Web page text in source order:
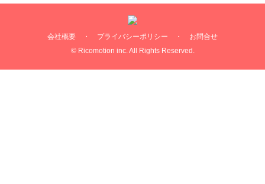
会社概要 ・ プライバシーポリシー ・ お問合せ
© Ricomotion inc. All Rights Reserved.